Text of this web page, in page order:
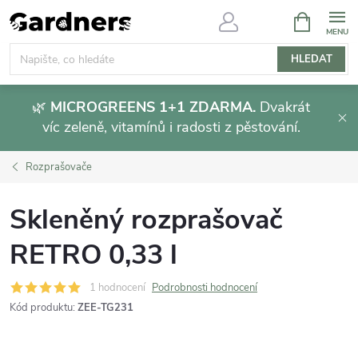
Přejít
na
obsah
HLEDAT
NÁKUPNÍ
KOŠÍK
🌿 MICROGREENS 1+1 ZDARMA. Dvakrát
víc zeleně, vitamínů i radosti z pěstování.
Rozprašovače
Skleněný rozprašovač
RETRO 0,33 l
1 hodnocení Podrobnosti hodnocení
Kód produktu: ZEE-TG231